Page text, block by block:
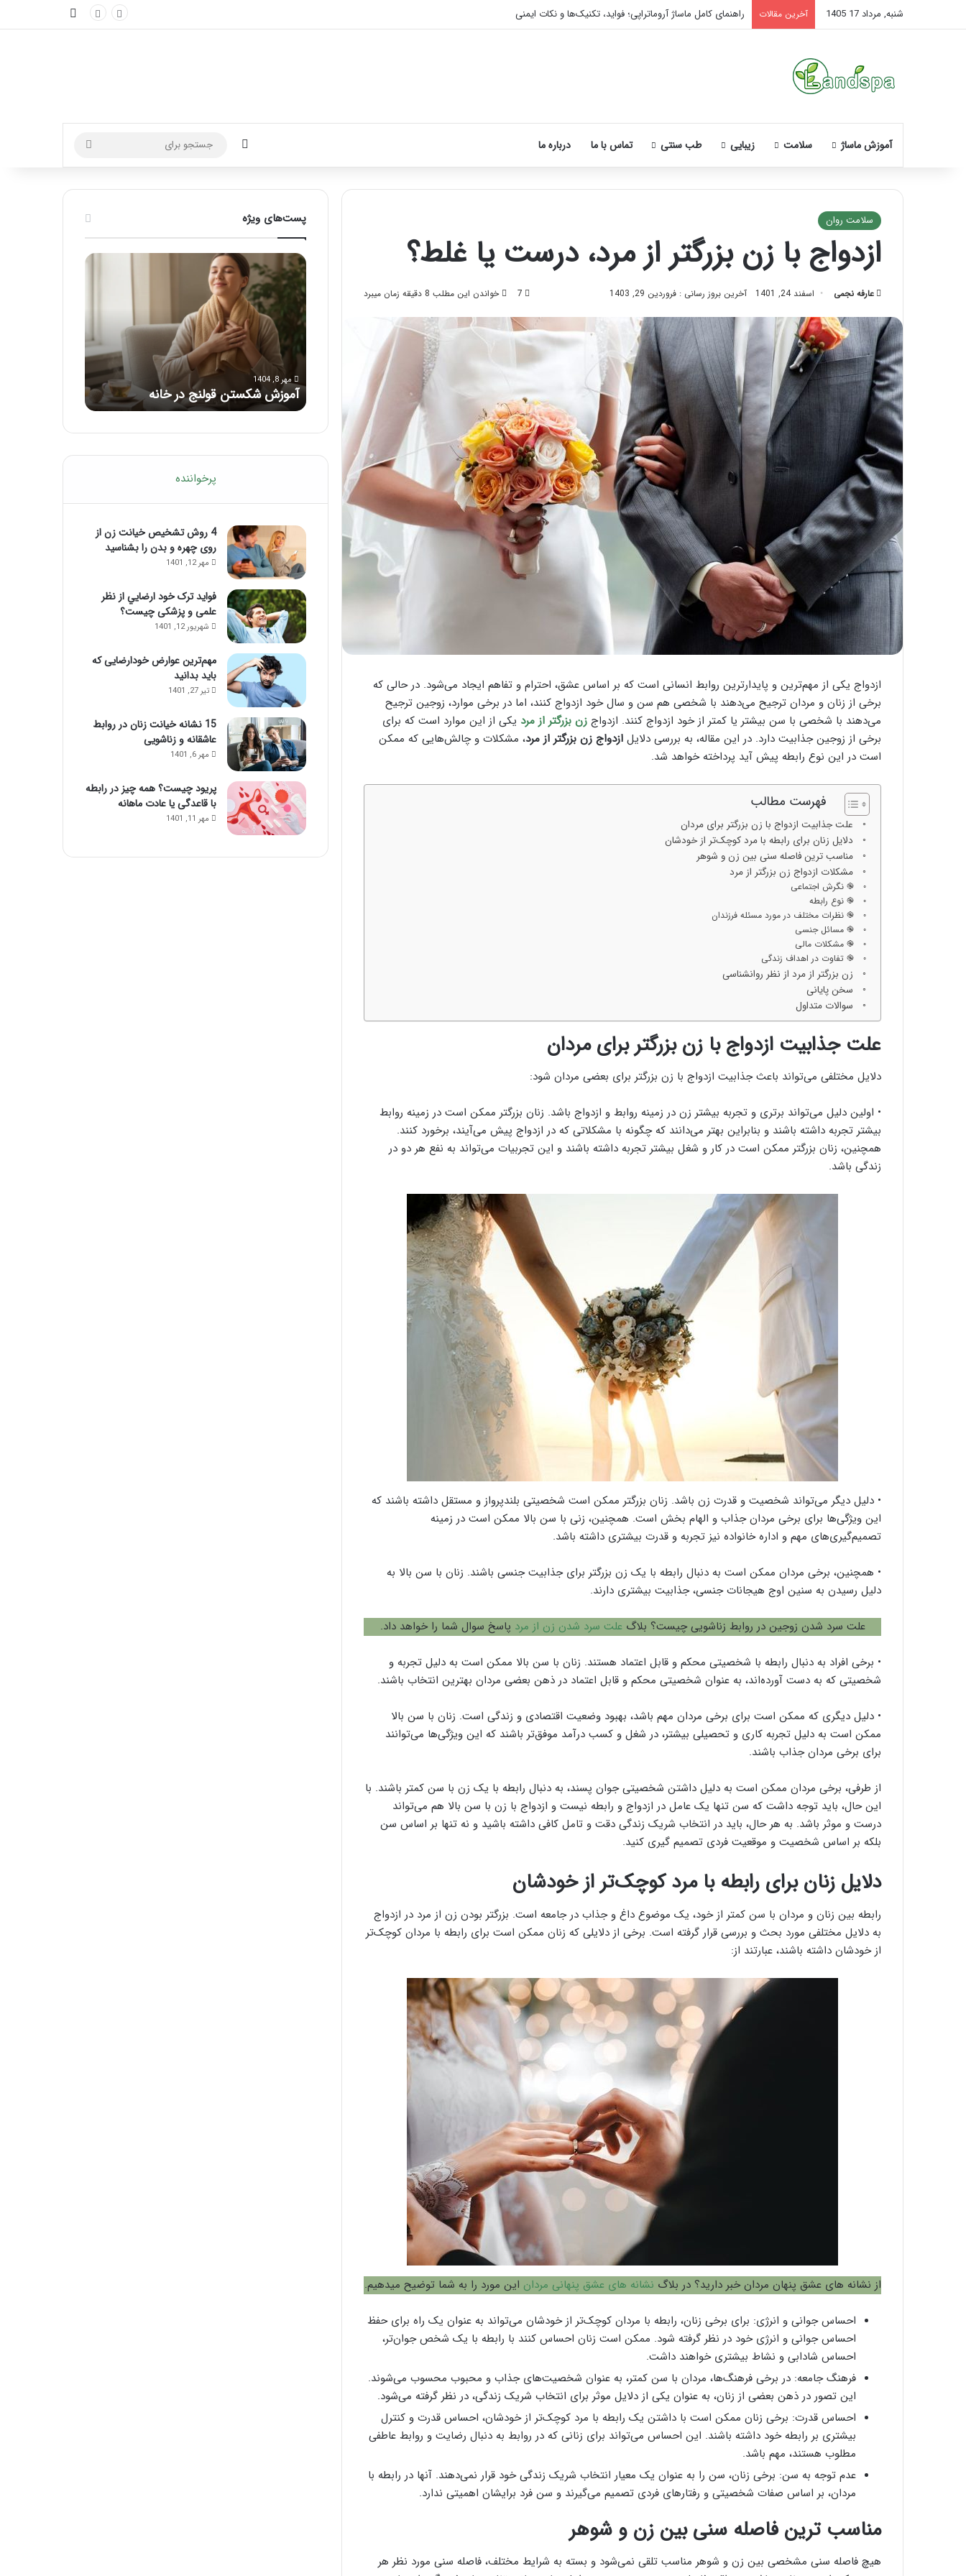
شنبه, مرداد 17 1405 آخرین مقالات راهنمای کامل ماساژ آروماتراپی؛ فواید، تکنیک‌ها و نکات ایمنی
آموزش ماساژ سلامت زیبایی طب سنتی تماس با ما درباره ما تغییر پوسته
برای
سلامت روان
ازدواج با زن بزرگتر از مرد، درست یا غلط؟
عارفه نجمی اسفند 24, 1401 آخرین بروز رسانی : فروردین 29, 1403 7 خواندن این مطلب 8 دقیقه زمان میبرد
ازدواج یکی از مهم‌ترین و پایدارترین روابط انسانی است که بر اساس عشق، احترام و تفاهم ایجاد می‌شود. در حالی که
برخی از زنان و مردان ترجیح می‌دهند با شخصی هم سن و سال خود ازدواج کنند، اما در برخی موارد، زوجین ترجیح
می‌دهند با شخصی با سن بیشتر یا کمتر از خود ازدواج کنند. ازدواج زن بزرگتر از مرد یکی از این موارد است که برای
برخی از زوجین جذابیت دارد. در این مقاله، به بررسی دلایل ازدواج زن بزرگتر از مرد، مشکلات و چالش‌هایی که ممکن
است در این نوع رابطه پیش آید پرداخته خواهد شد.
فهرست مطالب
علت جذابیت ازدواج با زن بزرگتر برای مردان
دلایل زنان برای رابطه با مرد کوچک‌‌تر از خودشان
مناسب ترین فاصله سنی بین زن و شوهر
مشکلات ازدواج زن بزرگتر از مرد
֎ نگرش اجتماعی
֎ نوع رابطه
֎ نظرات مختلف در مورد مسئله فرزندان
֎ مسائل جنسی
֎ مشکلات مالی
֎ تفاوت در اهداف زندگی
زن بزرگتر از مرد از نظر روانشناسی
سخن پایانی
سوالات متداول
علت جذابیت ازدواج با زن بزرگتر برای مردان
دلایل مختلفی می‌تواند باعث جذابیت ازدواج با زن بزرگتر برای بعضی مردان شود:
• اولین دلیل می‌تواند برتری و تجربه بیشتر زن در زمینه روابط و ازدواج باشد. زنان بزرگتر ممکن است در زمینه روابط
بیشتر تجربه داشته باشند و بنابراین بهتر می‌دانند که چگونه با مشکلاتی که در ازدواج پیش می‌آیند، برخورد کنند.
همچنین، زنان بزرگتر ممکن است در کار و شغل بیشتر تجربه داشته باشند و این تجربیات می‌تواند به نفع هر دو در
زندگی باشد.
• دلیل دیگر می‌تواند شخصیت و قدرت زن باشد. زنان بزرگتر ممکن است شخصیتی بلندپرواز و مستقل داشته باشند که
این ویژگی‌ها برای برخی مردان جذاب و الهام بخش است. همچنین، زنی با سن بالا ممکن است در زمینه
تصمیم‌گیری‌های مهم و اداره خانواده نیز تجربه و قدرت بیشتری داشته باشد.
• همچنین، برخی مردان ممکن است به دنبال رابطه با یک زن بزرگتر برای جذابیت جنسی باشند. زنان با سن بالا به
دلیل رسیدن به سنین اوج هیجانات جنسی، جذابیت بیشتری دارند.
علت سرد شدن زوجین در روابط زناشویی چیست؟ بلاگ علت سرد شدن زن از مرد پاسخ سوال شما را خواهد داد.
• برخی افراد به دنبال رابطه با شخصیتی محکم و قابل اعتماد هستند. زنان با سن بالا ممکن است به دلیل تجربه و
شخصیتی که به دست آورده‌اند، به عنوان شخصیتی محکم و قابل اعتماد در ذهن بعضی مردان بهترین انتخاب باشند.
• دلیل دیگری که ممکن است برای برخی مردان مهم باشد، بهبود وضعیت اقتصادی و زندگی است. زنان با سن بالا
ممکن است به دلیل تجربه کاری و تحصیلی بیشتر، در شغل و کسب درآمد موفق‌تر باشند که این ویژگی‌ها می‌توانند
برای برخی مردان جذاب باشند.
از طرفی، برخی مردان ممکن است به دلیل داشتن شخصیتی جوان پسند، به دنبال رابطه با یک زن با سن کمتر باشند. با
این حال، باید توجه داشت که سن تنها یک عامل در ازدواج و رابطه نیست و ازدواج با زن با سن بالا هم می‌تواند
درست و موثر باشد. به هر حال، باید در انتخاب شریک زندگی دقت و تامل کافی داشته باشید و نه تنها بر اساس سن
بلکه بر اساس شخصیت و موقعیت فردی تصمیم گیری کنید.
دلایل زنان برای رابطه با مرد کوچک‌‌تر از خودشان
رابطه بین زنان و مردان با سن کمتر از خود، یک موضوع داغ و جذاب در جامعه است. بزرگتر بودن زن از مرد در ازدواج
به دلایل مختلفی مورد بحث و بررسی قرار گرفته است. برخی از دلایلی که زنان ممکن است برای رابطه با مردان کوچک‌تر
از خودشان داشته باشند، عبارتند از:
از نشانه های عشق پنهان مردان خبر دارید؟ در بلاگ نشانه های عشق پنهانی مردان این مورد را به شما توضیح میدهیم.
احساس جوانی و انرژی: برای برخی زنان، رابطه با مردان کوچک‌تر از خودشان می‌تواند به عنوان یک راه برای حفظ
احساس جوانی و انرژی خود در نظر گرفته شود. ممکن است زنان احساس کنند با رابطه با یک شخص جوان‌تر،
احساس شادابی و نشاط بیشتری خواهند داشت.
فرهنگ جامعه: در برخی فرهنگ‌ها، مردان با سن کمتر، به عنوان شخصیت‌های جذاب و محبوب محسوب می‌شوند.
این تصور در ذهن بعضی از زنان، به عنوان یکی از دلایل موثر برای انتخاب شریک زندگی، در نظر گرفته می‌شود.
احساس قدرت: برخی زنان ممکن است با داشتن یک رابطه با مرد کوچک‌تر از خودشان، احساس قدرت و کنترل
بیشتری بر رابطه خود داشته باشند. این احساس می‌تواند برای زنانی که در روابط به دنبال رضایت و روابط عاطفی
مطلوب هستند، مهم باشد.
عدم توجه به سن: برخی زنان، سن را به عنوان یک معیار انتخاب شریک زندگی خود قرار نمی‌دهند. آنها در رابطه با
مردان، بر اساس صفات شخصیتی و رفتارهای فردی تصمیم می‌گیرند و سن فرد برایشان اهمیتی ندارد.
مناسب ترین فاصله سنی بین زن و شوهر
هیچ فاصله سنی مشخصی بین زن و شوهر مناسب تلقی نمی‌شود و بسته به شرایط مختلف، فاصله سنی مورد نظر هر
پست‌های ویژه
نحوه
ماساژ
صورت
از
تزریق
چربی؛
بایدها
و
نبایدهای
آن!
تیر 28, 1404
نحوه ماساژ صورت بعد از تزریق چربی؛
بایدها و نبایدهای آن!
آموزش
قولنج
خانه
آموزش شکستن قولنج در خانه
ماساژ
برای
بهبود
تمرکز
ذهنی؛
با
این
حواس‌جمع
شوید!
مرداد 6, 1404
ماساژ برای بهبود تمرکز ذهنی؛ با این
ماساژ حواس‌جمع شوید!
راهنمای
بعد
از
پرخواننده
4 روش تشخیص خیانت زن از
روی چهره و بدن را بشناسید
مهر 12, 1401
فواید ترک خود ارضايي از نظر
علمی و پزشکی چیست؟
شهریور 12, 1401
مهم‌ترین عوارض خودارضایی که
باید بدانید
تیر 27, 1401
15 نشانه خیانت زنان در روابط
عاشقانه و زناشویی
مهر 6, 1401
پریود چیست؟ همه چیز در رابطه
با قاعدگی یا عادت ماهانه
مهر 11, 1401